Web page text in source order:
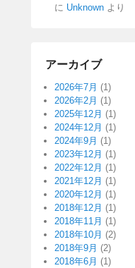
に Unknown より
アーカイブ
2026年7月 (1)
2026年2月 (1)
2025年12月 (1)
2024年12月 (1)
2024年9月 (1)
2023年12月 (1)
2022年12月 (1)
2021年12月 (1)
2020年12月 (1)
2018年12月 (1)
2018年11月 (1)
2018年10月 (2)
2018年9月 (2)
2018年6月 (1)